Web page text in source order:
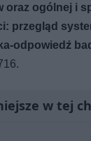
oraz ogólnej i
przegląd
odpowiedź
w tej